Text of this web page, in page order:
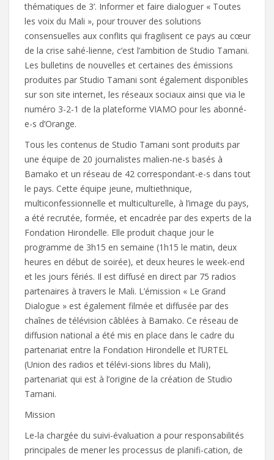
thématiques de 3’. Informer et faire dialoguer « Toutes
les voix du Mali », pour trouver des solutions
consensuelles aux conflits qui fragilisent ce pays au cœur
de la crise sahé-lienne, c’est l’ambition de Studio Tamani.
Les bulletins de nouvelles et certaines des émissions
produites par Studio Tamani sont également disponibles
sur son site internet, les réseaux sociaux ainsi que via le
numéro 3-2-1 de la plateforme VIAMO pour les abonné-
e-s d’Orange.
Tous les contenus de Studio Tamani sont produits par
une équipe de 20 journalistes malien-ne-s basés à
Bamako et un réseau de 42 correspondant-e-s dans tout
le pays. Cette équipe jeune, multiethnique,
multiconfessionnelle et multiculturelle, à l’image du pays,
a été recrutée, formée, et encadrée par des experts de la
Fondation Hirondelle. Elle produit chaque jour le
programme de 3h15 en semaine (1h15 le matin, deux
heures en début de soirée), et deux heures le week-end
et les jours fériés. Il est diffusé en direct par 75 radios
partenaires à travers le Mali. L’émission « Le Grand
Dialogue » est également filmée et diffusée par des
chaînes de télévision câblées à Bamako. Ce réseau de
diffusion national a été mis en place dans le cadre du
partenariat entre la Fondation Hirondelle et l’URTEL
(Union des radios et télévi-sions libres du Mali),
partenariat qui est à l’origine de la création de Studio
Tamani.
Mission
Le-la chargée du suivi-évaluation a pour responsabilités
principales de mener les processus de planifi-cation, de